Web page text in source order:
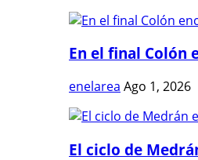
En el final Colón
enelarea Ago 1, 2026
El ciclo de